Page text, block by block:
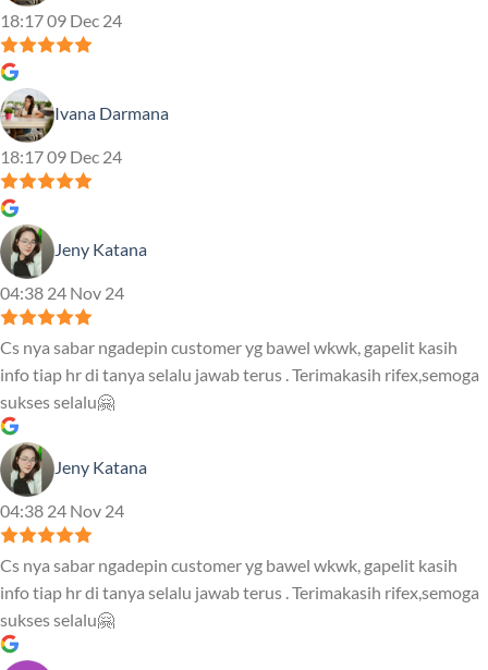
18:17 09 Dec 24
Ivana Darmana
18:17 09 Dec 24
Jeny Katana
04:38 24 Nov 24
Cs nya sabar ngadepin customer yg bawel wkwk, gapelit kasih
info tiap hr di tanya selalu jawab terus . Terimakasih rifex,semoga
sukses selalu🤗
Jeny Katana
04:38 24 Nov 24
Cs nya sabar ngadepin customer yg bawel wkwk, gapelit kasih
info tiap hr di tanya selalu jawab terus . Terimakasih rifex,semoga
sukses selalu🤗